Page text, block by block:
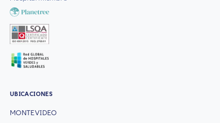
UBICACIONES
MONTEVIDEO